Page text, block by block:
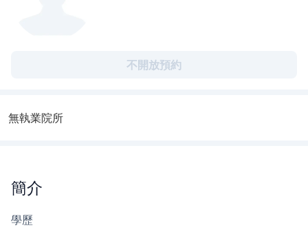
不開放預約
無執業院所
簡介
學歷